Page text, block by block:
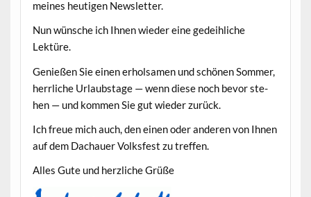
meines heuti­gen Newsletter.
Nun wün­sche ich Ihnen wieder eine gedeih­liche
Lektüre.
Genießen Sie einen erhol­samen und schö­nen Som­mer,
her­rliche Urlaub­stage — wenn diese noch bevor ste­
hen — und kom­men Sie gut wieder zurück.
Ich freue mich auch, den einen oder anderen von Ihnen
auf dem Dachauer Volks­fest zu treffen.
Alles Gute und her­zliche Grüße